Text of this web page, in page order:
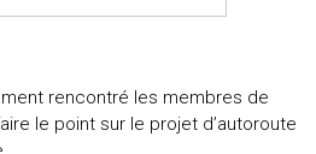
rencontré les membres de
le point sur le projet d’autoroute